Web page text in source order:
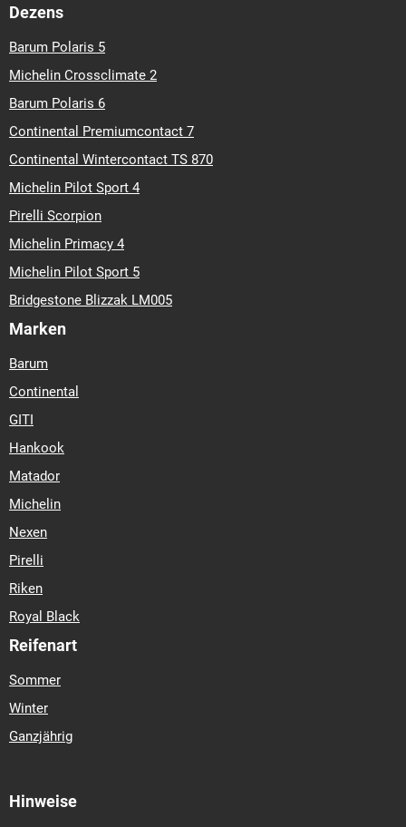
Dezens
Barum Polaris 5
Michelin Crossclimate 2
Barum Polaris 6
Continental Premiumcontact 7
Continental Wintercontact TS 870
Michelin Pilot Sport 4
Pirelli Scorpion
Michelin Primacy 4
Michelin Pilot Sport 5
Bridgestone Blizzak LM005
Marken
Barum
Continental
GITI
Hankook
Matador
Michelin
Nexen
Pirelli
Riken
Royal Black
Reifenart
Sommer
Winter
Ganzjährig
Hinweise